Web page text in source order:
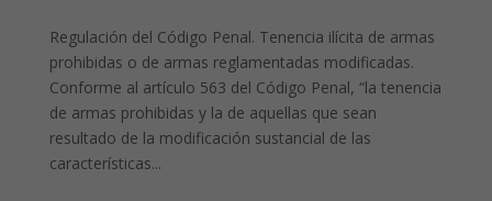
Regulación del Código Penal. Tenencia ilícita de armas
prohibidas o de armas reglamentadas modificadas.
Conforme al artículo 563 del Código Penal, “la tenencia
de armas prohibidas y la de aquellas que sean
resultado de la modificación sustancial de las
características...